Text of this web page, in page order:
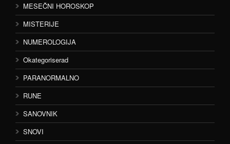
MESEČNI HOROSKOP
MISTERIJE
NUMEROLOGIJA
Okategoriserad
PARANORMALNO
RUNE
SANOVNIK
SNOVI